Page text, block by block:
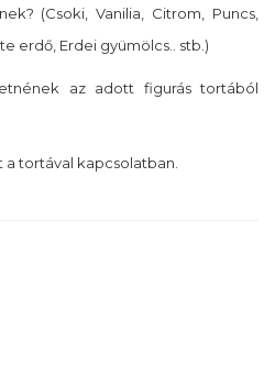
(Csoki, Vanilia, Citrom, Puncs,
erdő, Erdei gyümölcs.. stb.)
az adott figurás tortából
tortával kapcsolatban.